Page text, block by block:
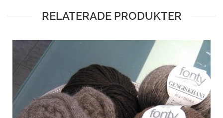
RELATERADE PRODUKTER